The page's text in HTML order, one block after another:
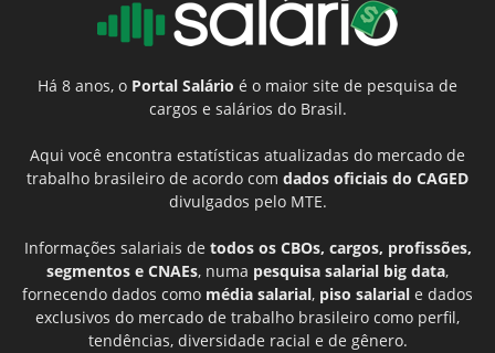
Há 8 anos, o Portal Salário é o maior site de pesquisa de
cargos e salários do Brasil.
Aqui você encontra estatísticas atualizadas do mercado de
trabalho brasileiro de acordo com dados oficiais do CAGED
divulgados pelo MTE.
Informações salariais de todos os CBOs, cargos, profissões,
segmentos e CNAEs, numa pesquisa salarial big data,
fornecendo dados como média salarial, piso salarial e dados
exclusivos do mercado de trabalho brasileiro como perfil,
tendências, diversidade racial e de gênero.